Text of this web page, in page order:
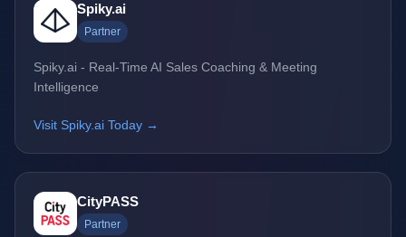
Spiky.ai
Partner
Spiky.ai - Real-Time AI Sales Coaching & Meeting
Intelligence
Visit Spiky.ai Today →
CityPASS
Partner